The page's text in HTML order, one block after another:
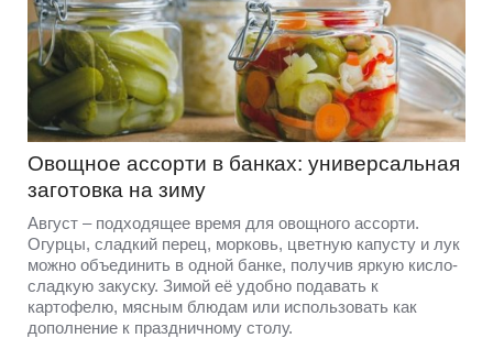
Овощное ассорти в банках: универсальная
заготовка на зиму
Август – подходящее время для овощного ассорти.
Огурцы, сладкий перец, морковь, цветную капусту и лук
можно объединить в одной банке, получив яркую кисло-
сладкую закуску. Зимой её удобно подавать к
картофелю, мясным блюдам или использовать как
дополнение к праздничному столу.